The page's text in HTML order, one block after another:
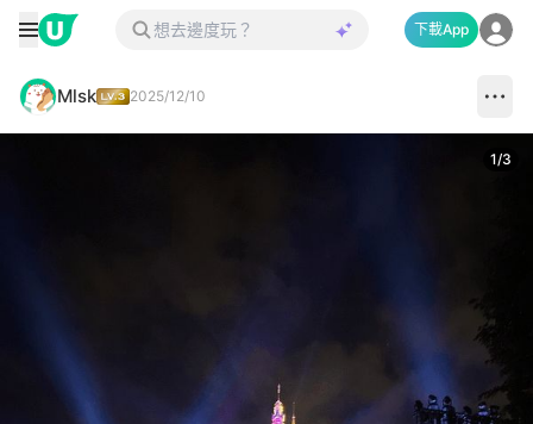
下載App
Mlsk 2025/12/10
1/3